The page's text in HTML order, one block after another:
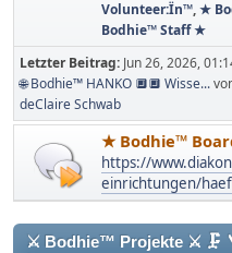
Volunteer:Ïn™,★
Bodhie™ Staff ★
Letzter Beitrag: Jun 26, 2026,
🌐 Bodhie™ HANKO 🔲🔲 Wisse...
deClaire Schwab
★ Bodhie™
https://
einrichtungen/
⚔ Bodhie™ Projekte ⚔ 🗜